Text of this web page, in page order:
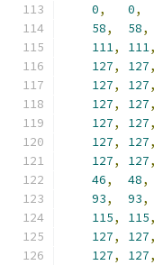
0, 0,
58, 58,
111, 111,
127, 127,
127, 127,
127, 127,
127, 127,
127, 127,
127, 127,
46, 48,
93, 93,
115, 115,
127, 127,
127, 127,